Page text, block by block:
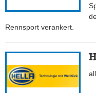
Rennsport verankert.